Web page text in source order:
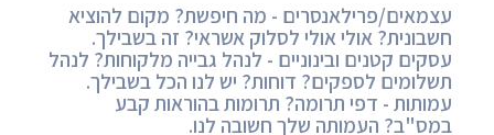
עצמאים/פרילאנסרים - מה חיפשת? מקום להוציא
חשבונית? אולי אולי לסלוק אשראי? זה בשבילך.
עסקים קטנים ובינוניים - לנהל גבייה מלקוחות? לנהל
תשלומים לספקים? דוחות? יש לנו הכל בשבילך.
עמותות - דפי תרומה? תרומות בהוראות קבע
במס"ב? העמותה שלך חשובה לנו.